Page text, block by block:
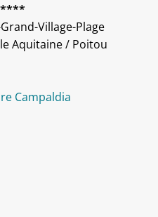
****
Village-Plage
Aquitaine / Poitou
Campaldia